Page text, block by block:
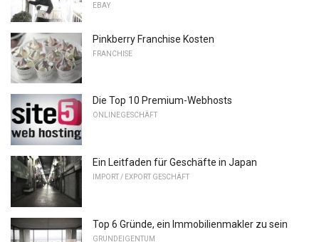
EBAY
Pinkberry Franchise Kosten
FRANCHISE
Die Top 10 Premium-Webhosts
ONLINEGESCHÄFT
Ein Leitfaden für Geschäfte in Japan
IMPORT / EXPORT GESCHÄFT
Top 6 Gründe, ein Immobilienmakler zu sein
GRUNDEIGENTUM